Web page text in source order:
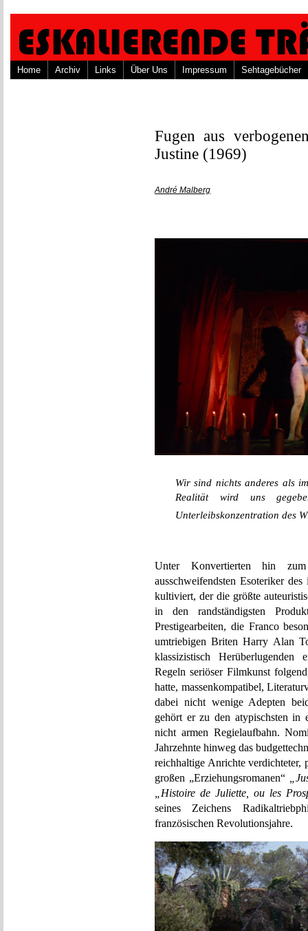
Home Archiv Links Über Uns Impressum Sehtagebücher
Fugen aus
Justine (1969)
André Malberg
Wir sind nichts anderes als
Realität wird uns
Unterleibskonzentration des
Unter Konvertierten hin
ausschweifendsten Esoteriker
kultiviert, der die größte
in den randständigsten
Prestigearbeiten, die Franco
umtriebigen Briten Harry Alan
klassizistisch Herüberlugenden
Regeln seriöser Filmkunst
hatte, massenkompatibel,
dabei nicht wenige Adepten
gehört er zu den atypischsten in
nicht armen Regielaufbahn.
Jahrzehnte hinweg das
reichhaltige Anrichte verdichteter,
großen „Erziehungsromanen“
„Histoire de Juliette, ou les
seines Zeichens
französischen Revolutionsjahre.